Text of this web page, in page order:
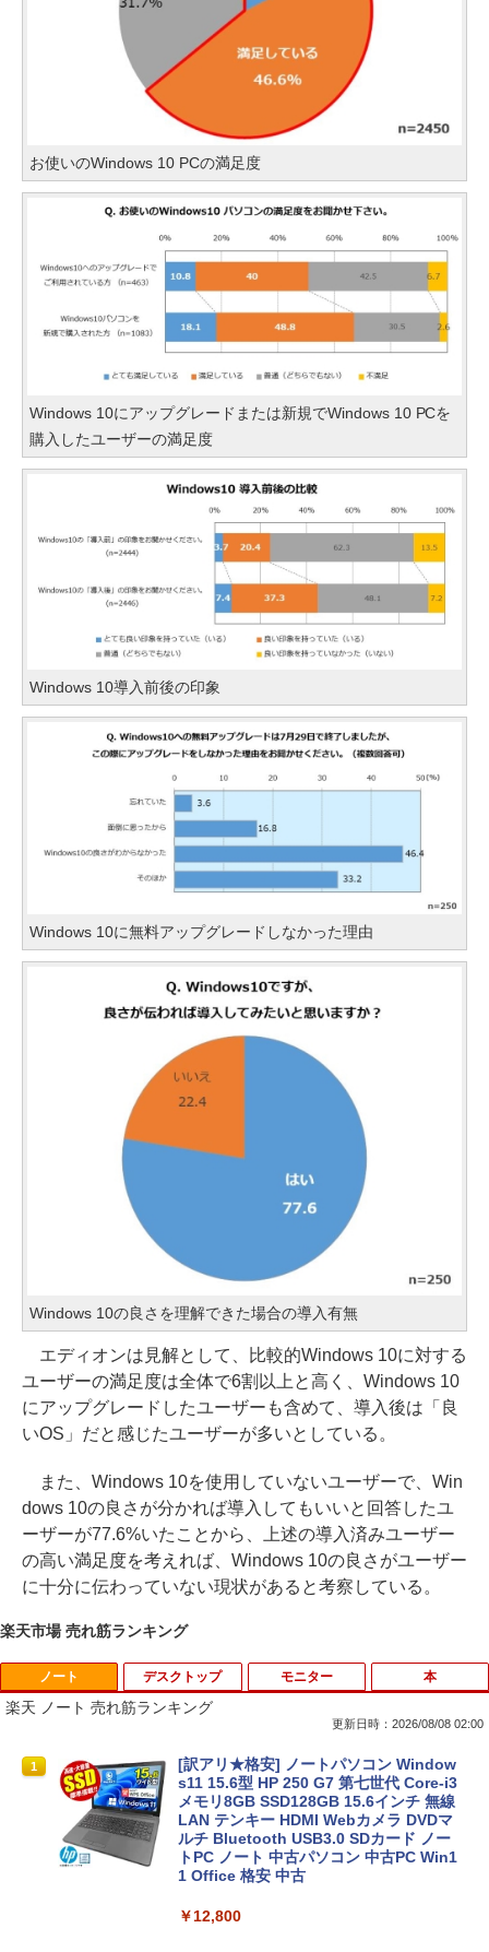
お使いのWindows 10 PCの満足度
Windows 10にアップグレードまたは新規でWindows 10 PCを
購入したユーザーの満足度
Windows 10導入前後の印象
Windows 10に無料アップグレードしなかった理由
Windows 10の良さを理解できた場合の導入有無
エディオンは見解として、比較的Windows 10に対する
ユーザーの満足度は全体で6割以上と高く、Windows 10
にアップグレードしたユーザーも含めて、導入後は「良
いOS」だと感じたユーザーが多いとしている。
また、Windows 10を使用していないユーザーで、Win
dows 10の良さが分かれば導入してもいいと回答したユ
ーザーが77.6%いたことから、上述の導入済みユーザー
の高い満足度を考えれば、Windows 10の良さがユーザー
に十分に伝わっていない現状があると考察している。
楽天市場 売れ筋ランキング
ノート
楽天 ノート 売れ筋ランキング
更新日時：2026/08/08 02:00
1
[訳アリ★格安] ノートパソコン Window
s11 15.6型 HP 250 G7 第七世代 Core-i3
メモリ8GB SSD128GB 15.6インチ 無線
LAN テンキー HDMI Webカメラ DVDマ
ルチ Bluetooth USB3.0 SDカード ノー
トPC ノート 中古パソコン 中古PC Win1
1 Office 格安 中古
￥12,800
デスクトップ モニター 本